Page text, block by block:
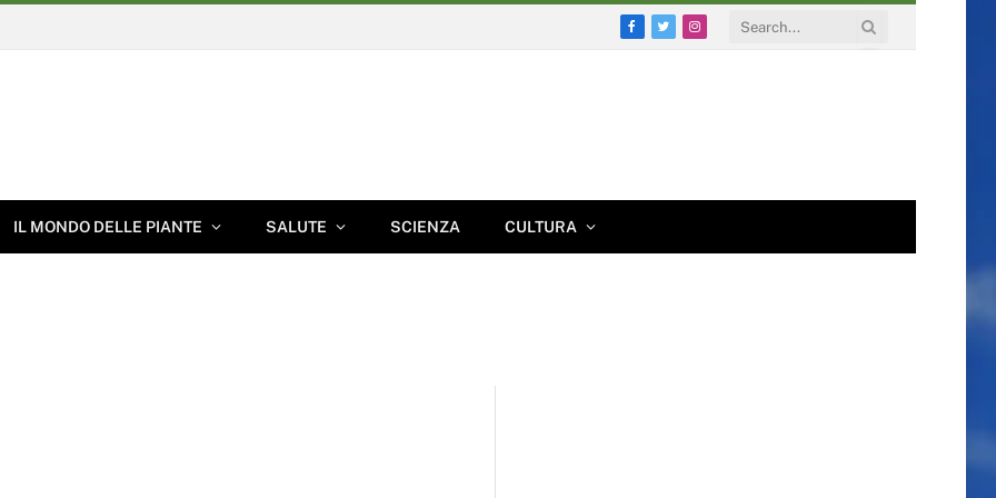
Facebook
TwitterInstagram
IL MONDO DELLE PIANTE SALUTE SCIENZA CULTURA